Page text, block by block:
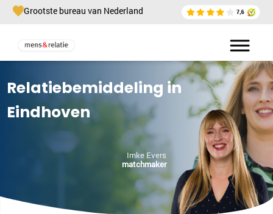
Grootste bureau van Nederland
Relatiebemiddeling in
Eindhoven
Imke Evers
matchmaker